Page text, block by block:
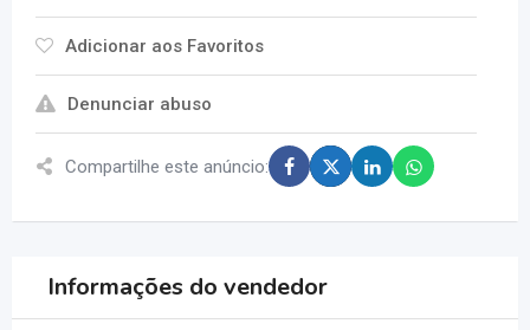
Adicionar aos Favoritos
Denunciar abuso
Compartilhe este anúncio:
Informações do vendedor